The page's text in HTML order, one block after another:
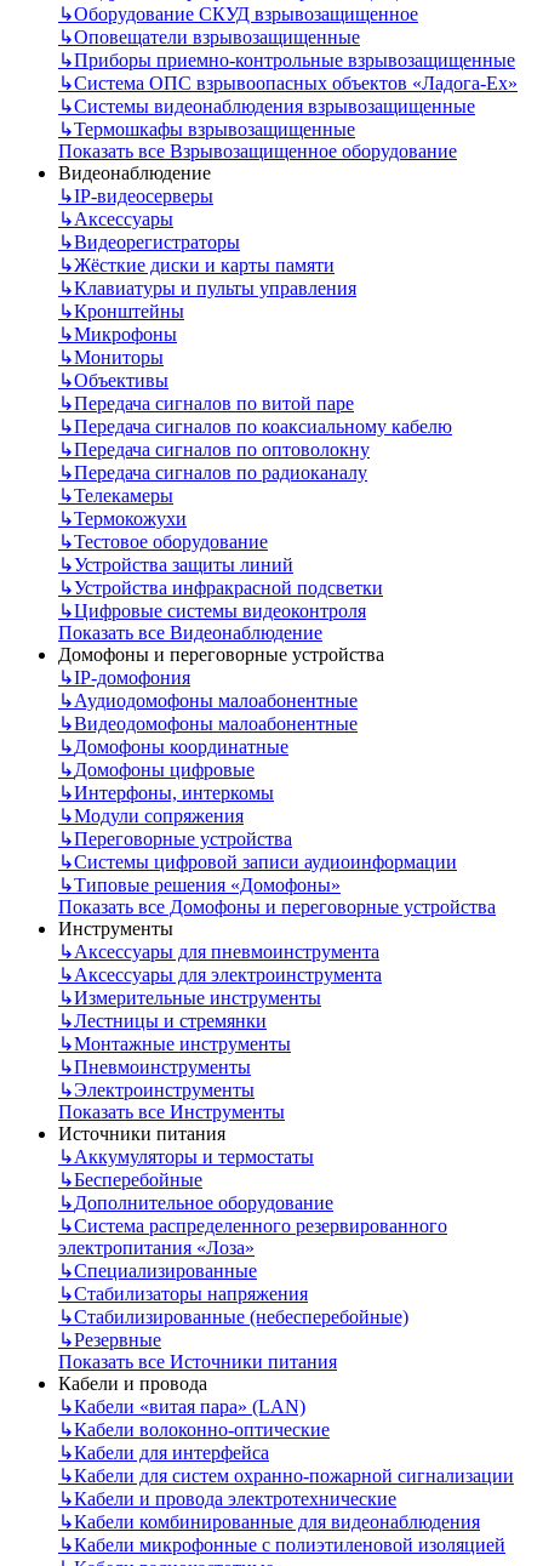
↳Оборудование СКУД взрывозащищенное
↳Оповещатели взрывозащищенные
↳Приборы приемно-контрольные взрывозащищенные
↳Система ОПС взрывоопасных объектов «Ладога-Ex»
↳Системы видеонаблюдения взрывозащищенные
↳Термошкафы взрывозащищенные
Показать все Взрывозащищенное оборудование
Видеонаблюдение
↳IP-видеосерверы
↳Аксессуары
↳Видеорегистраторы
↳Жёсткие диски и карты памяти
↳Клавиатуры и пульты управления
↳Кронштейны
↳Микрофоны
↳Мониторы
↳Объективы
↳Передача сигналов по витой паре
↳Передача сигналов по коаксиальному кабелю
↳Передача сигналов по оптоволокну
↳Передача сигналов по радиоканалу
↳Телекамеры
↳Термокожухи
↳Тестовое оборудование
↳Устройства защиты линий
↳Устройства инфракрасной подсветки
↳Цифровые системы видеоконтроля
Показать все Видеонаблюдение
Домофоны и переговорные устройства
↳IP-домофония
↳Аудиодомофоны малоабонентные
↳Видеодомофоны малоабонентные
↳Домофоны координатные
↳Домофоны цифровые
↳Интерфоны, интеркомы
↳Модули сопряжения
↳Переговорные устройства
↳Системы цифровой записи аудиоинформации
↳Типовые решения «Домофоны»
Показать все Домофоны и переговорные устройства
Инструменты
↳Аксессуары для пневмоинструмента
↳Аксессуары для электроинструмента
↳Измерительные инструменты
↳Лестницы и стремянки
↳Монтажные инструменты
↳Пневмоинструменты
↳Электроинструменты
Показать все Инструменты
Источники питания
↳Аккумуляторы и термостаты
↳Бесперебойные
↳Дополнительное оборудование
↳Система распределенного резервированного
электропитания «Лоза»
↳Специализированные
↳Стабилизаторы напряжения
↳Стабилизированные (небесперебойные)
↳Резервные
Показать все Источники питания
Кабели и провода
↳Кабели «витая пара» (LAN)
↳Кабели волоконно-оптические
↳Кабели для интерфейса
↳Кабели для систем охранно-пожарной сигнализации
↳Кабели и провода электротехнические
↳Кабели комбинированные для видеонаблюдения
↳Кабели микрофонные с полиэтиленовой изоляцией